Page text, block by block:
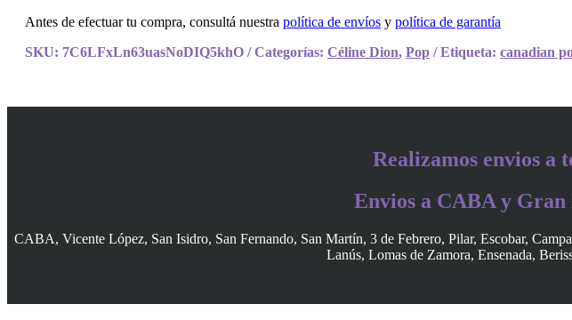
Antes de efectuar tu compra, consultá nuestra política de envíos y política de garantía
SKU: 7C6LFxLn63uasNoDIQ5khO Categorías: Céline Dion, Pop Etiqueta: canadian
Realizamos envios a
Envios a CABA y Gran
CABA, Vicente López, San Isidro, San Fernando, San Martín, 3 de Febrero, Pilar, Escobar,
Lanús, Lomas de Zamora, Ensenada,